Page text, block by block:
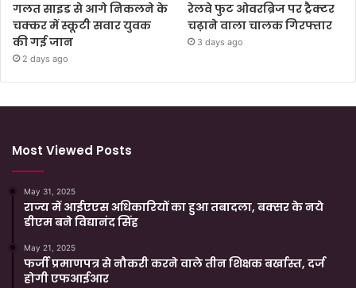
गलत साइड से आगे निकलने के
चक्कर में स्कूटी सवार युवक
की गई जान
2 days ago
रेलवे फुट ओवरब्रिज पर ट्रैक्टर
चढ़ाने वाला चालक गिरफ्तार
3 days ago
Most Viewed Posts
May 31, 2025
राज्य में आईएएस अधिकारियों का हुआ तबादला, बक्सर के नये
डीएम बने विद्यानंद सिंह
May 21, 2025
फर्जी प्रमाणपत्र से नौकरी करने वाले तीन शिक्षक बर्खास्त, दर्ज
होगी एफआईआर